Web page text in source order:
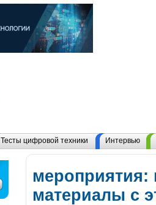
Тесты цифровой техники Интервью
мероприятия:
материалы с